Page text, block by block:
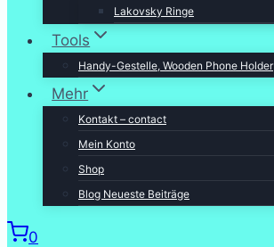
Lakovsky Ringe
Tools
Handy-Gestelle, Wooden Phone Holder
Mehr
Kontakt – contact
Mein Konto
Shop
Blog Neueste Beiträge
0